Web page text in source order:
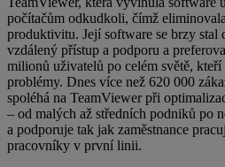
počítačům odkudkoli, čímž
produktivitu. Její software se brzy stal
vzdálený přístup a podporu a
milionů uživatelů po celém světě,
problémy. Dnes více než 620 000
spoléhá na TeamViewer při
– od malých až středních podniků po
a podporuje tak jak zaměstnance
pracovníky v první linii.